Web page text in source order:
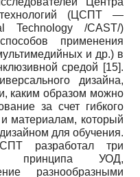
технологий (ЦСПТ —
Technology/CAST/)
применения
и др.) в
средой [15].
дизайна,
каким образом можно
за счет гибкого
материалам, который
для обучения.
разработал три
принципа УОД,
разнообразными